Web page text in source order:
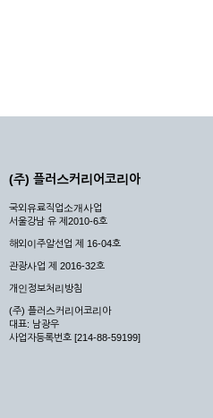
(주) 플러스커리어코리아
국외유료직업소개사업
서울강남 유 제2010-6호
해외이주알선업 제 16-04호
관광사업 제 2016-32호
개인정보처리방침
(주) 플러스커리어코리아
대표: 남광우
사업자등록번호 [214-88-59199]